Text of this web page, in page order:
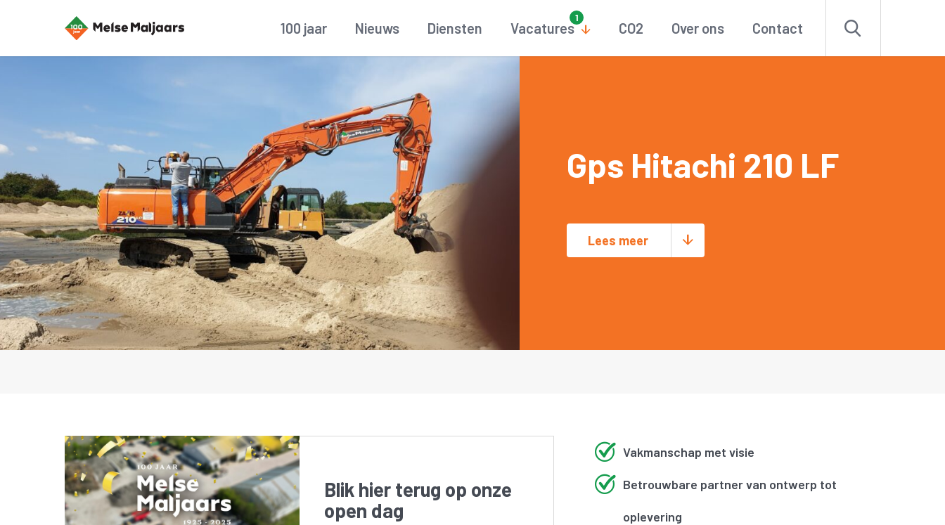
100 jaar Nieuws Diensten Vacatures CO2 Over ons Contact
Gps Hitachi 210 LF
Lees meer
Blik hier terug op onze
open dag
Vakmanschap met visie
Betrouwbare partner van ontwerp tot
oplevering